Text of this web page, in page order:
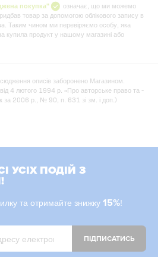
покупка"
означає, що ми можемо
товар за допомогою облікового запису в
Таким чином ми перевіряємо особу, яка
купила продукт у нашому магазині або
описів заборонено Магазином.
4 лютого 1994 р. «Про авторське право та -
за 2006 р., № 90, п. 631 зі зм. і доп.)
УСІХ ПОДІЙ З
та отримайте знижку 15%!
ПІДПИСАТИСЬ